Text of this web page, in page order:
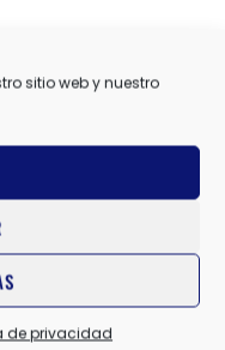
sitio web y nuestro
de privacidad